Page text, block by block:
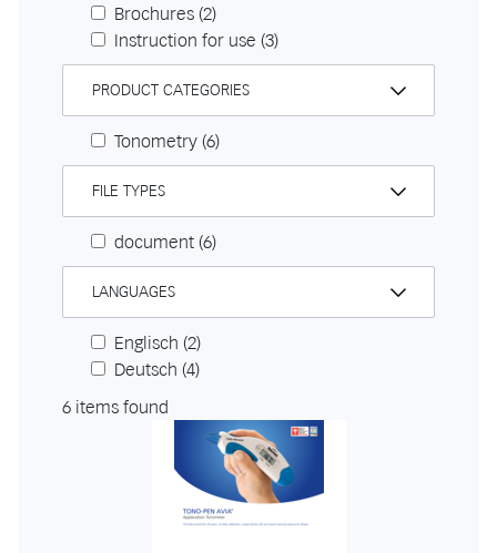
Brochures (2)
Instruction for use (3)
PRODUCT CATEGORIES
Tonometry (6)
FILE TYPES
document (6)
LANGUAGES
Englisch (2)
Deutsch (4)
6 items found